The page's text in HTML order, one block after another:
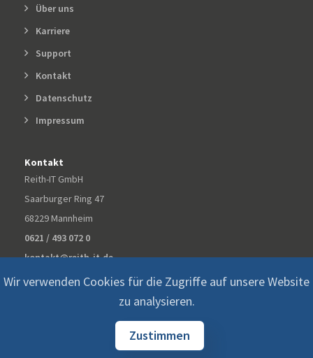
Über uns
Karriere
Support
Kontakt
Datenschutz
Impressum
Kontakt
Reith-IT GmbH
Saarburger Ring 47
68229 Mannheim
0621 / 493 072 0
kontakt@reith-it.de
Reith-IT GmbH All Rights Reserved.Datenschutz
Wir verwenden Cookies für die Zugriffe auf unsere Website
zu analysieren.
Zustimmen